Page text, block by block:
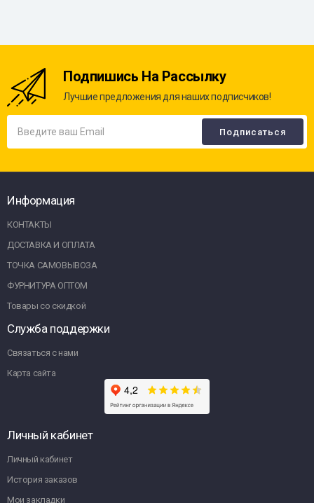
Подпишись На Рассылку
Лучшие предложения для наших подписчиков!
Информация
КОНТАКТЫ
ДОСТАВКА И ОПЛАТА
ТОЧКА САМОВЫВОЗА
ФУРНИТУРА ОПТОМ
Товары со скидкой
Служба поддержки
Связаться с нами
Карта сайта
Личный кабинет
Личный кабинет
История заказов
Мои закладки